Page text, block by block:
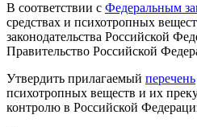
В соответствии с Федеральным
средствах и психотропных
законодательства Российской
Правительство Российской
Утвердить прилагаемый перечень
психотропных веществ и их
контролю в Российской